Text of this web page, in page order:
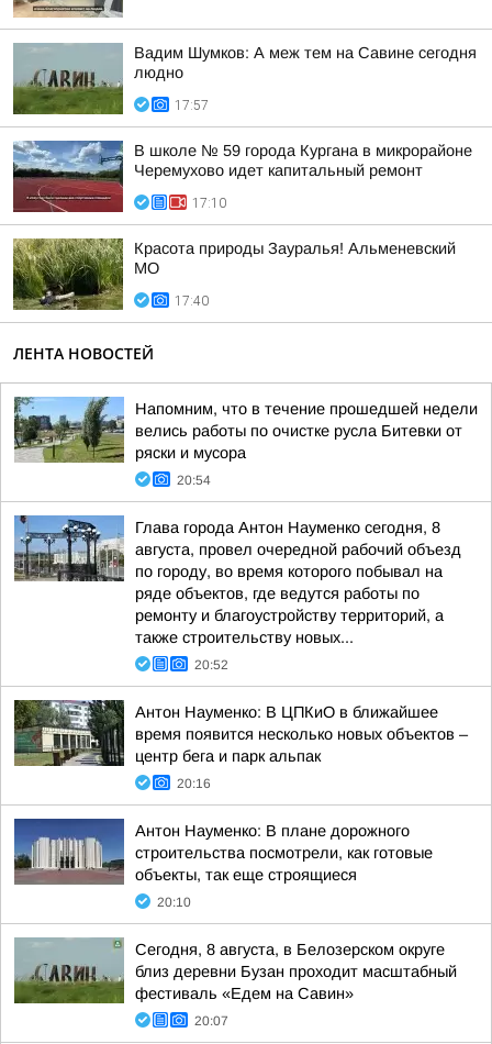
Вадим Шумков: А меж тем на Савине сегодня
людно
17:57
В школе № 59 города Кургана в микрорайоне
Черемухово идет капитальный ремонт
17:10
Красота природы Зауралья! Альменевский
МО
17:40
ЛЕНТА НОВОСТЕЙ
Напомним, что в течение прошедшей недели
велись работы по очистке русла Битевки от
ряски и мусора
20:54
Глава города Антон Науменко сегодня, 8
августа, провел очередной рабочий объезд
по городу, во время которого побывал на
ряде объектов, где ведутся работы по
ремонту и благоустройству территорий, а
также строительству новых...
20:52
Антон Науменко: В ЦПКиО в ближайшее
время появится несколько новых объектов –
центр бега и парк альпак
20:16
Антон Науменко: В плане дорожного
строительства посмотрели, как готовые
объекты, так еще строящиеся
20:10
Сегодня, 8 августа, в Белозерском округе
близ деревни Бузан проходит масштабный
фестиваль «Едем на Савин»
20:07